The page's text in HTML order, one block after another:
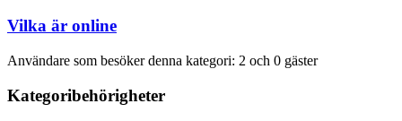
Vilka är online
Användare som besöker denna kategori: 2 och 0 gäster
Kategoribehörigheter